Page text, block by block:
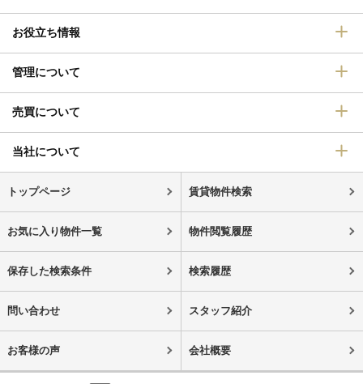
お役立ち情報
管理について
売買について
当社について
トップページ 賃貸物件検索
お気に入り物件一覧 物件閲覧履歴
保存した検索条件 検索履歴
問い合わせ スタッフ紹介
お客様の声 会社概要